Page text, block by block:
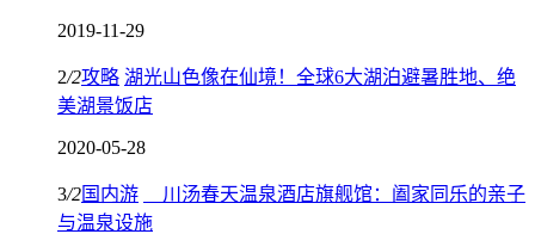
2019-11-29
2/2攻略 湖光山色像在仙境！全球6大湖泊避暑胜地、绝
美湖景饭店
2020-05-28
3/2国内游
川汤春天温泉酒店旗舰馆：阖家同乐的亲子
与温泉设施